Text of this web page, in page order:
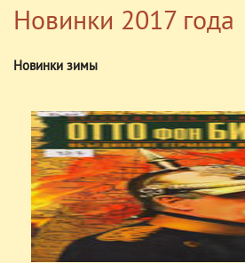
Новинки 2017 года
Новинки зимы